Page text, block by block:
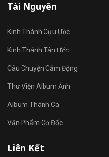
Tài Nguyên
Kinh Thánh Cựu Ước
Kinh Thánh Tân Ước
Câu Chuyện Cảm Động
Thư Viện Album Ảnh
Album Thánh Ca
Văn Phẩm Cơ Đốc
Liên Kết